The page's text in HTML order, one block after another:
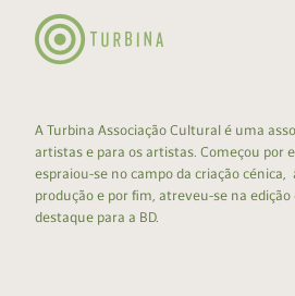
A Turbina Associação Cultural é uma
artistas e para os artistas. Começou por
espraiou-se no campo da criação
produção e por fim, atreveu-se na
destaque para a BD.